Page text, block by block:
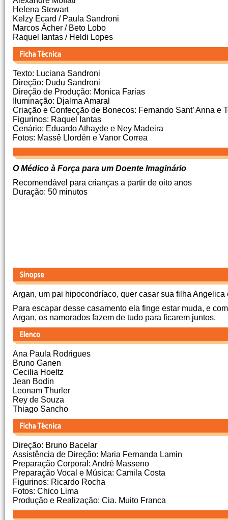
Helena Stewart
Kelzy Ecard / Paula Sandroni
Marcos Ácher / Beto Lobo
Raquel Iantas / Heldi Lopes
Texto: Luciana Sandroni
Direção: Dudu Sandroni
Direção de Produção: Monica Farias
Iluminação: Djalma Amaral
Criação e Confecção de Bonecos: Fernando Sant’ Anna e
Figurinos: Raquel Iantas
Cenário: Eduardo Athayde e Ney Madeira
Fotos: Massê Llordén e Vanor Correa
O Médico à Força para um Doente Imaginário
Recomendável para crianças a partir de oito anos
Duração: 50 minutos
Argan, um pai hipocondríaco, quer casar sua filha
Para escapar desse casamento ela finge estar muda, e
Argan, os namorados fazem de tudo para ficarem juntos.
Ana Paula Rodrigues
Bruno Ganen
Cecilia Hoeltz
Jean Bodin
Leonam Thurler
Rey de Souza
Thiago Sancho
Direção: Bruno Bacelar
Assistência de Direção: Maria Fernanda Lamin
Preparação Corporal: André Masseno
Preparação Vocal e Música: Camila Costa
Figurinos: Ricardo Rocha
Fotos: Chico Lima
Produção e Realização: Cia. Muito Franca